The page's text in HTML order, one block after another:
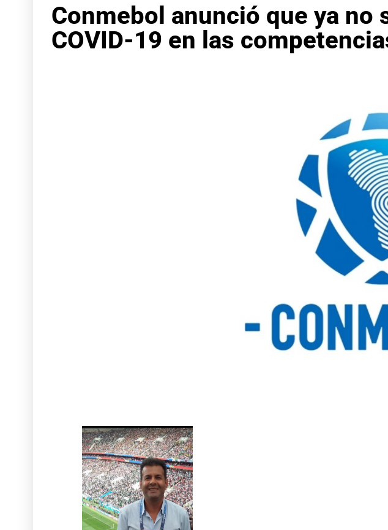
Conmebol anunció que ya no
COVID-19 en las